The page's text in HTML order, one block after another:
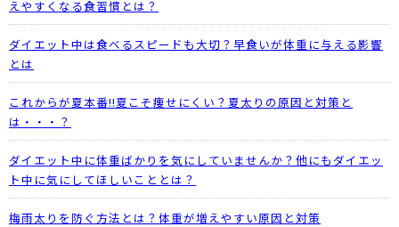
えやすくなる食習慣とは？
ダイエット中は食べるスピードも大切？早食いが体重に与える影響
とは
これからが夏本番!!夏こそ痩せにくい？夏太りの原因と対策と
は・・・？
ダイエット中に体重ばかりを気にしていませんか？他にもダイエッ
ト中に気にしてほしいこととは？
梅雨太りを防ぐ方法とは？体重が増えやすい原因と対策